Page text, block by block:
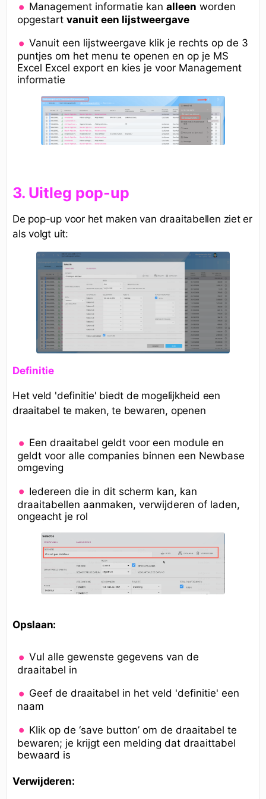
Management informatie kanalleen worden
opgestart vanuit een lijstweergave
Vanuit een lijstweergave klik je rechts op de 3
puntjes om het menu te openen en op je MS
Excel Excel export en kies je voor Management
informatie
3. Uitleg pop-up
De pop-up voor het maken van draaitabellen ziet er
als volgt uit:
Definitie
Het veld 'definitie' biedt de mogelijkheid een
draaitabel te maken, te bewaren, openen
Een draaitabel geldt voor een module en
geldt voor alle companies binnen een Newbase
omgeving
Iedereen die in dit scherm kan, kan
draaitabellen aanmaken, verwijderen of laden,
ongeacht je rol
Opslaan:
Vul alle gewenste gegevens van de
draaitabel in
Geef de draaitabel in het veld 'definitie' een
naam
Klik op de ‘save button’ om de draaitabel te
bewaren; je krijgt een melding dat draaittabel
bewaard is
Verwijderen: